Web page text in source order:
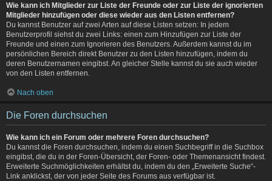
Wie kann ich Mitglieder zur Liste der Freunde oder zur Liste der ignorierten
Mitglieder hinzufügen oder diese wieder aus den Listen entfernen?
Du kannst Benutzer auf zwei Arten auf diese Listen setzen: In jedem
Benutzerprofil siehst du zwei Links: einen zum Hinzufügen zur Liste der
Freunde und einen zum Ignorieren des Benutzers. Außerdem kannst du im
persönlichen Bereich direkt Benutzer zu den Listen hinzufügen, indem du
deren Benutzernamen eingibst. An gleicher Stelle kannst du sie auch wieder
von den Listen entfernen.
Nach oben
Die Foren durchsuchen
Wie kann ich ein Forum oder mehrere Foren durchsuchen?
Du kannst die Foren durchsuchen, indem du einen Suchbegriff in die Suchbox
eingibst, die du in der Foren-Übersicht, der Foren- oder Themenansicht findest.
Erweiterte Suchmöglichkeiten erhältst du, indem du den „Erweiterte Suche“-
Link anklickst, der von jeder Seite des Forums aus verfügbar ist.